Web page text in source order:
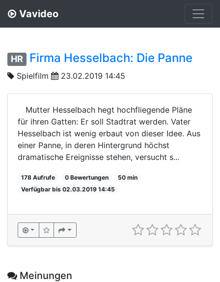
Vavideo
HR Firma Hesselbach: Die Panne
Spielfilm 23.02.2019 14:45
Mutter Hesselbach hegt hochfliegende Pläne
für ihren Gatten: Er soll Stadtrat werden. Vater
Hesselbach ist wenig erbaut von dieser Idee. Aus
einer Panne, in deren Hintergrund höchst
dramatische Ereignisse stehen, versucht s...
178 Aufrufe 0 Bewertungen
50 min
Verfügbar bis 02.03.2019 14:45
Meinungen